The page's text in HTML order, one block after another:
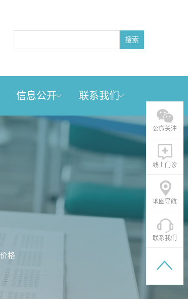
搜索
信息公开 联系我们
价格
公微关注
线上门诊
地图导航
联系我们